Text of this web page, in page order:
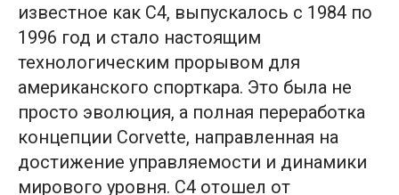
известное как C4, выпускалось с 1984 по
1996 год и стало настоящим
технологическим прорывом для
американского спорткара. Это была не
просто эволюция, а полная переработка
концепции Corvette, направленная на
достижение управляемости и динамики
мирового уровня. C4 отошел от